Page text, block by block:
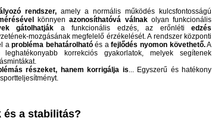
rendszer, amely a normális működés kulcsfontosságú
könnyenazonosíthatóvá válnakolyan funkcionális
gátolhatják a funkcionális edzés, az erőnléti edzés
mozgásának megfelelő érzékelését. A rendszer központi
aprobléma behatárolhatóés afejlődés nyomon követhető.A
korrekciós gyakorlatok, melyek segítenek
részeket, hanem korrigálja is... Egyszerű és hatékony
és a stabilitás?